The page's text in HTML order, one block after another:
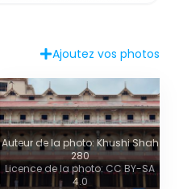
Ajoutez vos photos
Auteur de la photo: Khushi Shah
280
Licence de la photo: CC BY-SA
4.0